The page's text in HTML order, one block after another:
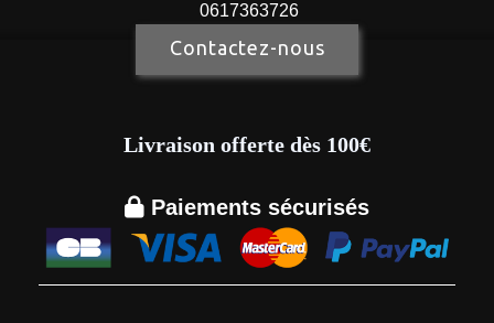
0617363726
Contactez-nous
Livraison offerte dès 100€
 Paiements sécurisés